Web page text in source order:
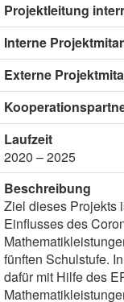
Projektleitung
Interne
Externe
Laufzeit
2020 – 2025
Beschreibung
Ziel dieses Projekts
Einflusses des
fünften Schulstufe.
dafür mit Hilfe des